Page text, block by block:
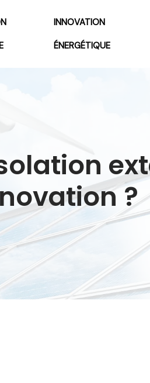
INNOVATION
ÉNERGÉTIQUE
?